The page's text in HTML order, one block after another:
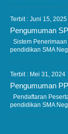
Terbit : Juni 15, 2025
Pengumuman
Sistem
pendidikan SMA
Terbit : Mei 31, 2024
Pengumuman
Pendaftaran
pendidikan SMA